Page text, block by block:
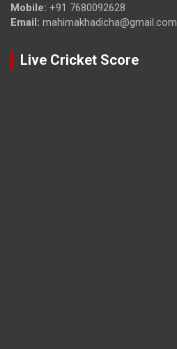
Mobile: +91 7680092628
Email: mahimakhadicha@gmail.com
Live Cricket Score